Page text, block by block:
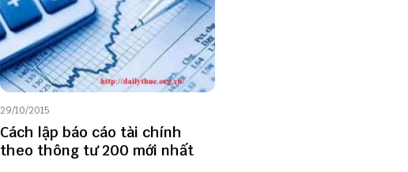
29/10/2015
Cách lập báo cáo tài chính
theo thông tư 200 mới nhất